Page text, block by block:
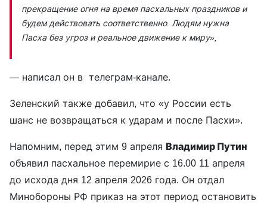
прекращение огня на время пасхальных праздников и
будем действовать соответственно. Людям нужна
Пасха без угроз и реальное движение к миру»,
— написал он в телеграм-канале.
Зеленский также добавил, что «у России есть
шанс не возвращаться к ударам и после Пасхи».
Напомним, перед этим 9 апреля Владимир Путин
объявил пасхальное перемирие с 16.00 11 апреля
до исхода дня 12 апреля 2026 года. Он отдал
Минобороны РФ приказ на этот период остановить